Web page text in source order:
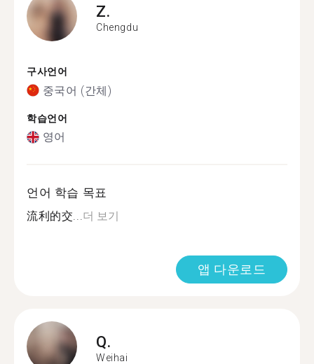
Z.
Chengdu
구사언어
중국어 (간체)
학습언어
영어
언어 학습 목표
流利的交...더 보기
앱 다운로드
Q.
Weihai